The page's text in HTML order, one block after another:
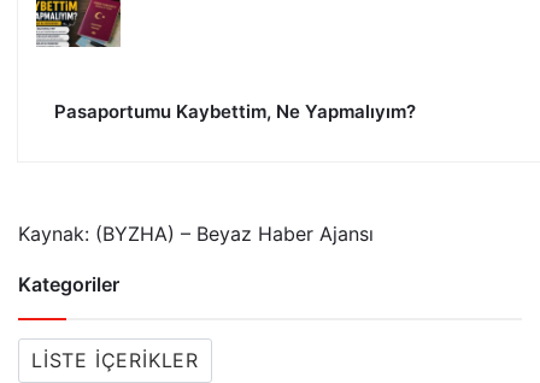
Pasaportumu Kaybettim, Ne Yapmalıyım?
Kaynak: (BYZHA) – Beyaz Haber Ajansı
Kategoriler
LISTE İÇERIKLER